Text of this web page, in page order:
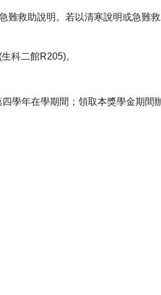
難救助說明。 若以清寒說明或急難
科二館R205)。
學年在學期間；領取本獎學金期間